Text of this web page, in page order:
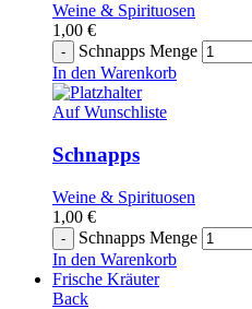
Weine & Spirituosen
1,00 €
Schnapps Menge
In den Warenkorb
Auf Wunschliste
Schnapps
Weine & Spirituosen
1,00 €
Schnapps Menge
In den Warenkorb
Frische Kräuter
Back